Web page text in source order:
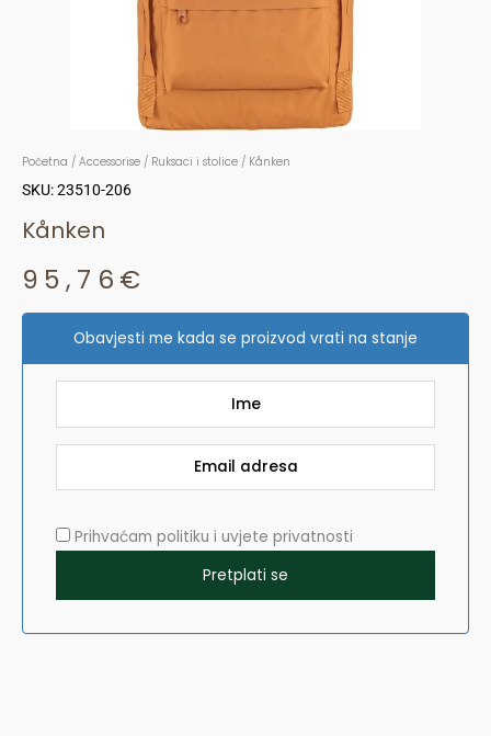
Početna / Accessorise / Ruksaci i stolice / Kånken
SKU: 23510-206
Kånken
95,76 €
Obavjesti me kada se proizvod vrati na stanje
Prihvaćam politiku i uvjete privatnosti